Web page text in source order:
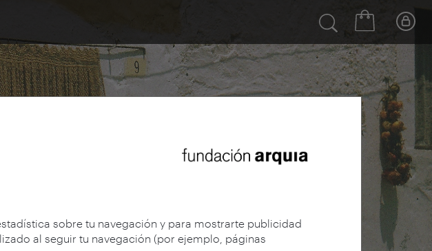
sobre tu navegación y para mostrarte publicidad
al seguir tu navegación (por ejemplo, páginas